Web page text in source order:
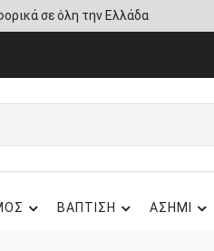
- Δικαίωμα επιστροφής
ΒΑΠΤΙΣΗ ΑΣΗΜΙ